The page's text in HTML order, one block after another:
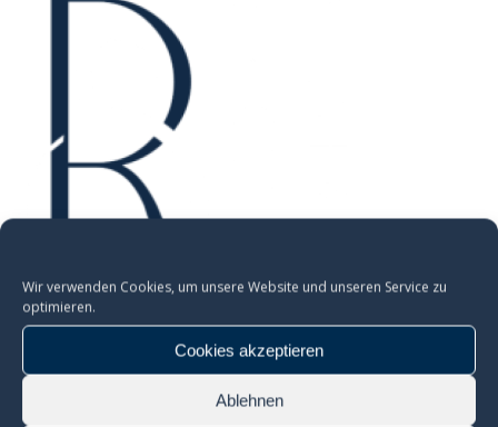
Wir verwenden Cookies, um unsere Website und unseren Service zu
optimieren.
Cookies akzeptieren
Ablehnen
https://seidler-kfo.de/wp-
content/uploads/2018/04/cropped-logokl.png